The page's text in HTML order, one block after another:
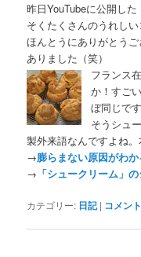
昨日YouTubeに公開した
そくたくさんのうれし
ほんとうにありがとう
ありました（笑）
フランス
か！すご
ぼ同じで
そうシュ
製外来語なんですよね
→膨らまない原因がわ
→ 「シュークリーム」
カテゴリー: 日記 | コメン